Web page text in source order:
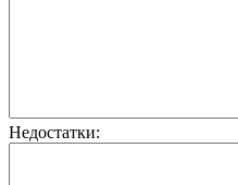
Недостатки: